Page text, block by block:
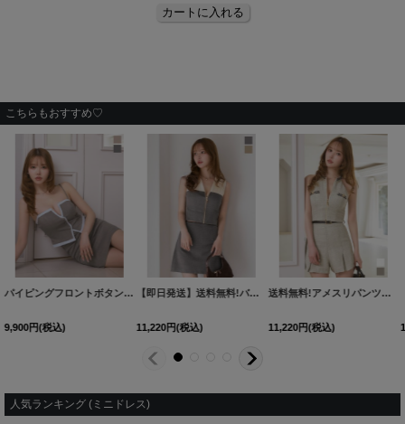
こちらもおすすめ♡
パイピングフロントボタンタイトミニドレス/キャバドレス【XS-Mサイズ/2カラー】[OF03]【YN】dzwuAG
9,900円(税込)
【即日発送】送料無料!バイカラーシャツセットアップミニドレス/キャバドレス【XS-Lサイズ/2カラー】[OF01]【SB】dzjvAG
11,220円(税込)
送料無料!アメスリパンツセットアップミニドレス/キャバドレス【S-Mサイズ/2カラー】[OF01]【SB】dzjgAG
11,220円(税込)
人気ランキング (ミニドレス)